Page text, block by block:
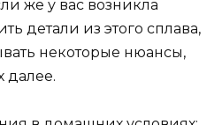
же у вас возникла
детали из этого сплава,
некоторые нюансы,
далее.